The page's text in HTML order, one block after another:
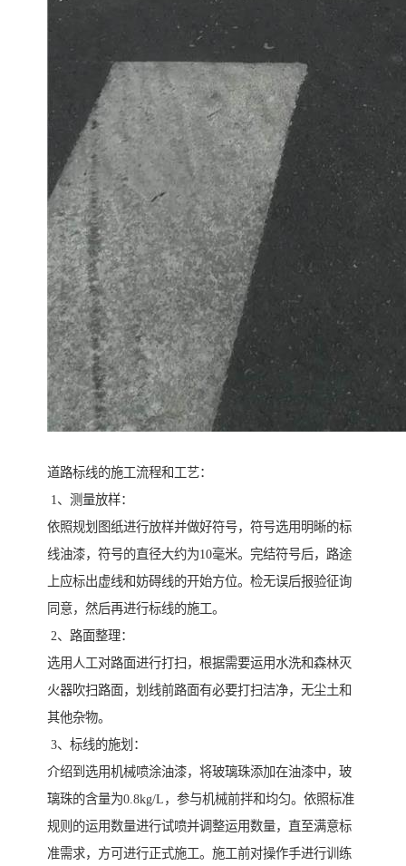
道路标线的施工流程和工艺：
1、测量放样：
依照规划图纸进行放样并做好符号，符号选用明晰的标
线油漆，符号的直径大约为10毫米。完结符号后，路途
上应标出虚线和妨碍线的开始方位。检无误后报验征询
同意，然后再进行标线的施工。
2、路面整理：
选用人工对路面进行打扫，根据需要运用水洗和森林灭
火器吹扫路面，划线前路面有必要打扫洁净，无尘土和
其他杂物。
3、标线的施划：
介绍到选用机械喷涂油漆，将玻璃珠添加在油漆中，玻
璃珠的含量为0.8kg/L，参与机械前拌和均匀。依照标准
规则的运用数量进行试喷并调整运用数量，直至满意标
准需求，方可进行正式施工。施工前对操作手进行训练